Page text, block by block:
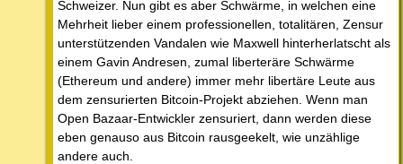
Schweizer. Nun gibt es aber Schwärme, in welchen eine
Mehrheit lieber einem professionellen, totalitären, Zensur
unterstützenden Vandalen wie Maxwell hinterherlatscht als
einem Gavin Andresen, zumal liberteräre Schwärme
(Ethereum und andere) immer mehr libertäre Leute aus
dem zensurierten Bitcoin-Projekt abziehen. Wenn man
Open Bazaar-Entwickler zensuriert, dann werden diese
eben genauso aus Bitcoin rausgeekelt, wie unzählige
andere auch.